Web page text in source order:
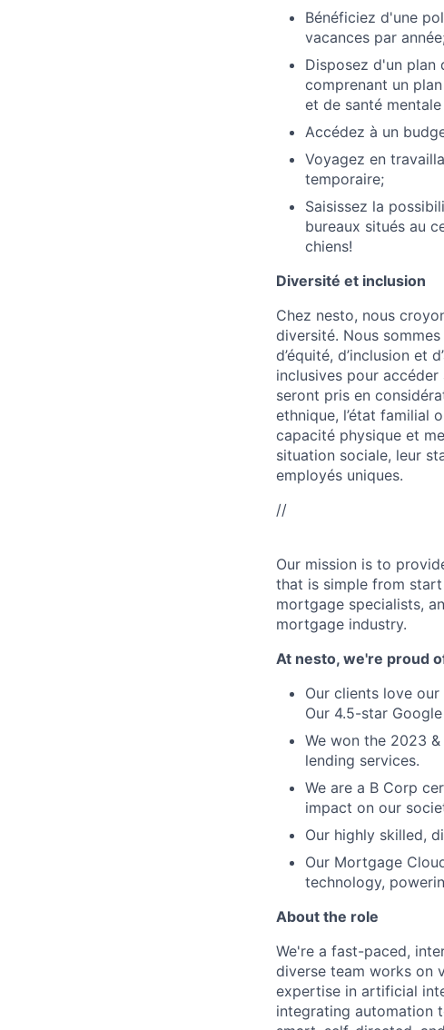
Bénéficiez d'une
vacances par
Disposez d'un plan
comprenant un
et de santé
Accédez à un
Voyagez en
temporaire;
Saisissez la
bureaux situés au
chiens!
Diversité et inclusion
Chez nesto, nous
diversité. Nous
d’équité, d’inclusion et
inclusives pour
seront pris en
ethnique, l’état familial
capacité physique et
situation sociale, leur
employés uniques.
//
Our mission is to
that is simple from
mortgage specialists,
mortgage industry.
At nesto, we're proud
Our clients love
Our 4.5-star
We won the 2023
lending services.
We are a B Corp
impact on our
Our highly skilled,
Our Mortgage
technology,
About the role
We're a fast-paced,
diverse team works on
expertise in artificial
integrating automation